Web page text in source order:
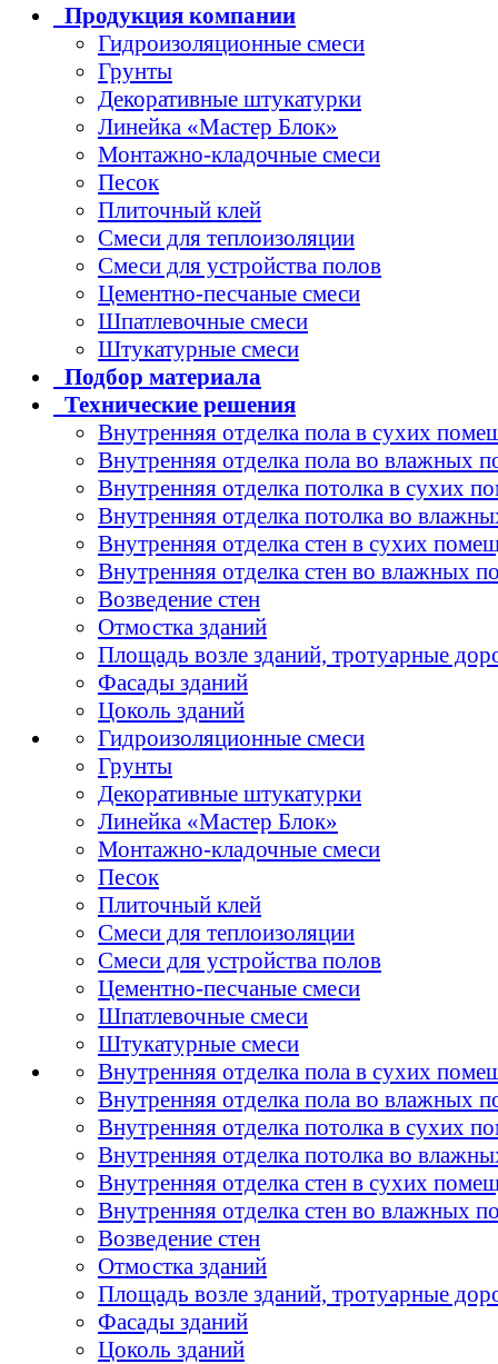
Продукция компании
Гидроизоляционные смеси
Грунты
Декоративные штукатурки
Линейка «Мастер Блок»
Монтажно-кладочные смеси
Песок
Плиточный клей
Смеси для теплоизоляции
Смеси для устройства полов
Цементно-песчаные смеси
Шпатлевочные смеси
Штукатурные смеси
Подбор материала
Технические решения
Внутренняя отделка пола в сухих
Внутренняя отделка пола во влажных
Внутренняя отделка потолка в сухих
Внутренняя отделка потолка во
Внутренняя отделка стен в сухих
Внутренняя отделка стен во влажных
Возведение стен
Отмостка зданий
Площадь возле зданий, тротуарные
Фасады зданий
Цоколь зданий
Гидроизоляционные смеси
Грунты
Декоративные штукатурки
Линейка «Мастер Блок»
Монтажно-кладочные смеси
Песок
Плиточный клей
Смеси для теплоизоляции
Смеси для устройства полов
Цементно-песчаные смеси
Шпатлевочные смеси
Штукатурные смеси
Внутренняя отделка пола в сухих
Внутренняя отделка пола во влажных
Внутренняя отделка потолка в сухих
Внутренняя отделка потолка во
Внутренняя отделка стен в сухих
Внутренняя отделка стен во влажных
Возведение стен
Отмостка зданий
Площадь возле зданий, тротуарные
Фасады зданий
Цоколь зданий